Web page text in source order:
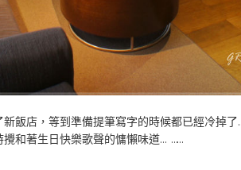
飯店，等到準備提筆寫字的時候都已經冷掉
和著生日快樂歌聲的慵懶味道… ……